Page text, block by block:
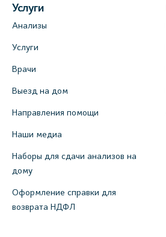
Услуги
Анализы
Услуги
Врачи
Выезд на дом
Направления помощи
Наши медиа
Наборы для сдачи анализов на
дому
Оформление справки для
возврата НДФЛ